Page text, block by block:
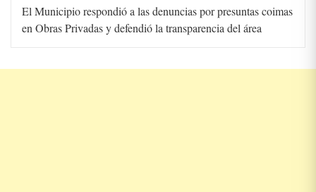
El Municipio respondió a las denuncias por presuntas coimas
en Obras Privadas y defendió la transparencia del área